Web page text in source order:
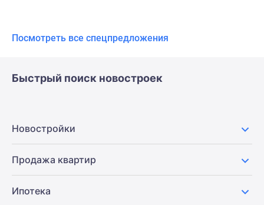
Посмотреть все спецпредложения
Быстрый поиск новостроек
Новостройки
Продажа квартир
Ипотека